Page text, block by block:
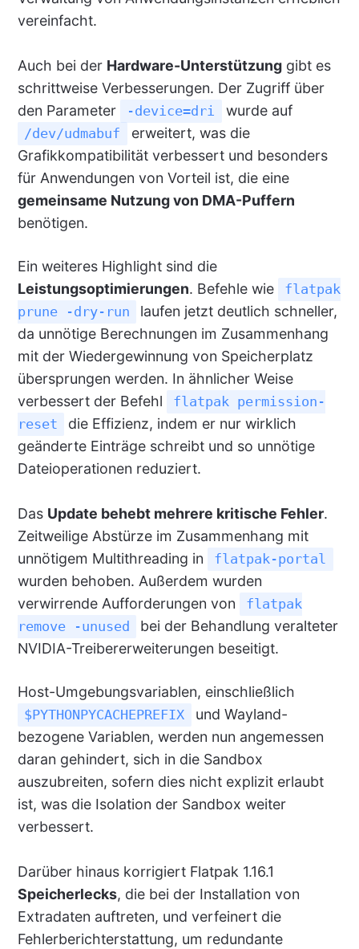
vereinfacht.
Auch bei der Hardware-Unterstützunggibt es
schrittweise Verbesserungen. Der Zugriff über
den Parameter
-device=dri wurde auf
/dev/udmabuf
erweitert, was die
Grafikkompatibilität verbessert und besonders
für Anwendungen von Vorteil ist, die eine
gemeinsame Nutzung von DMA-Puffern
benötigen.
Ein weiteres Highlight sind die
Leistungsoptimierungen. Befehle wie
flatpak
prune -dry-run
laufen jetzt deutlich schneller,
da unnötige Berechnungen im Zusammenhang
mit der Wiedergewinnung von Speicherplatz
übersprungen werden. In ähnlicher Weise
verbessert der Befehl
flatpak permission-
reset
die Effizienz, indem er nur wirklich
geänderte Einträge schreibt und so unnötige
Dateioperationen reduziert.
Das Update behebt mehrere kritische Fehler.
Zeitweilige Abstürze im Zusammenhang mit
unnötigem Multithreading in
flatpak-portal
wurden behoben. Außerdem wurden
verwirrende Aufforderungen von
flatpak
remove -unused
bei der Behandlung veralteter
NVIDIA-Treibererweiterungen beseitigt.
Host-Umgebungsvariablen, einschließlich
$PYTHONPYCACHEPREFIX
und Wayland-
bezogene Variablen, werden nun angemessen
daran gehindert, sich in die Sandbox
auszubreiten, sofern dies nicht explizit erlaubt
ist, was die Isolation der Sandbox weiter
verbessert.
Darüber hinaus korrigiert Flatpak 1.16.1
Speicherlecks, die bei der Installation von
Extradaten auftreten, und verfeinert die
Fehlerberichterstattung, um redundante